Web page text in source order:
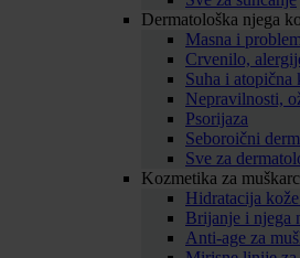
Dermatološka njega
Masna i
Crvenilo,
Suha i atopična
Nepravilnosti,
Psorijaza
Seboroični
Sve za
Kozmetika za
Hidratacija
Brijanje i njega
Anti-age za